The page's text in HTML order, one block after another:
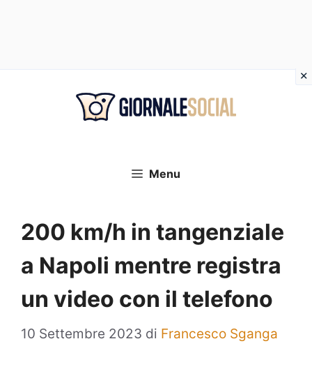
Menu
200 km/h in tangenziale
a Napoli mentre registra
un video con il telefono
10 Settembre 2023 di Francesco Sganga